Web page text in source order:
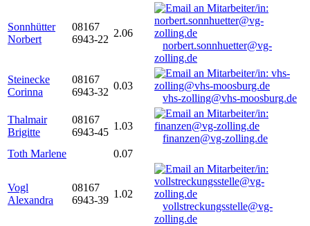
Sonnhütter
Norbert
08167
6943-22
2.06
norbert.sonnhuetter@vg-
zolling.de
Steinecke
Corinna
08167
6943-32
0.03
vhs-zolling@vhs-moosburg.de
Thalmair
Brigitte
08167
6943-45
1.03
finanzen@vg-zolling.de
Toth Marlene
0.07
Vogl
Alexandra
08167
6943-39
1.02
vollstreckungsstelle@vg-
zolling.de